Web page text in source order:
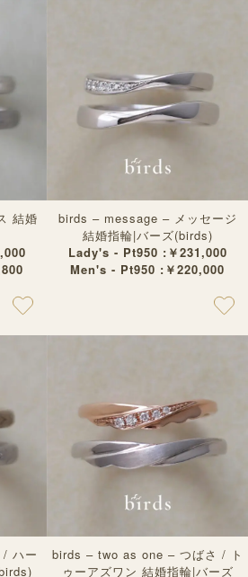
結婚
birds – message – メッセージ
結婚指輪|バーズ(birds)
Lady's - Pt950 :￥231,000
Men's - Pt950 :￥220,000
ハー
birds – two as one – つばさ / ト
ゥーアズワン 結婚指輪|バーズ